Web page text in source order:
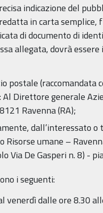
indicazione del
in carta semplice,
di documento di
allegata, dovrà
postale (raccomandata
Direttore generale
Ravenna (RA);
dall’interessato o
Risorse umane –
Via De Gasperi n. 8) -
i seguenti:
venerdì dalle ore 8.30